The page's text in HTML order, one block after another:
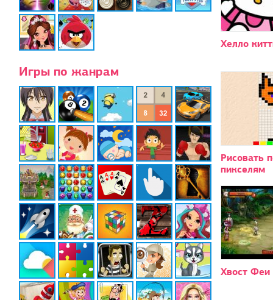
Игры по жанрам
Хелло
Рисовать
пикселям
Хвост Феи